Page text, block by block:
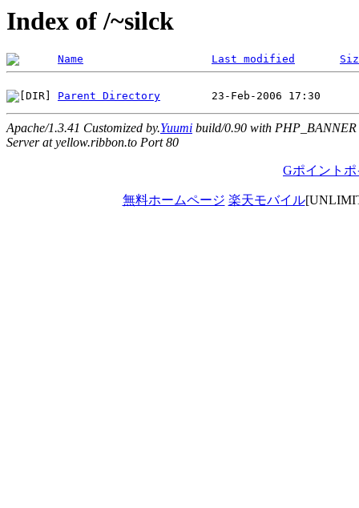
Index of /~silck
Name Last modified
Parent Directory
Apache/1.3.41 Customized by.Yuumi build/0.90 with PHP_BANNER
Server at yellow.ribbon.to Port 80
Gポイント
無料ホームページ 楽天モバイル